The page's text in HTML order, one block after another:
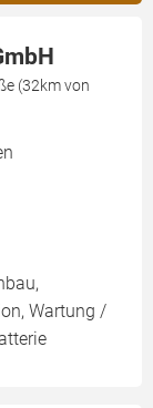
(32km von
Wartung /